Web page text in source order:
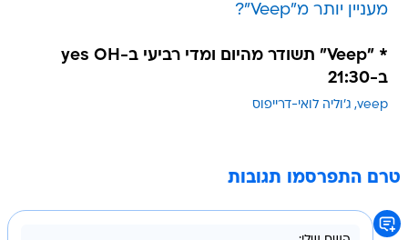
מעניין יותר מ"Veep"?
* "Veep" תשודר מהיום ומדי רביעי ב-yes OH
ב-21:30
veep ג'וליה לואי-דרייפוס
טרם התפרסמו תגובות